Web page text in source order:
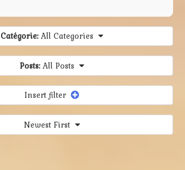
Catégorie: All Categories
Posts: All Posts
Insert filter
Newest First